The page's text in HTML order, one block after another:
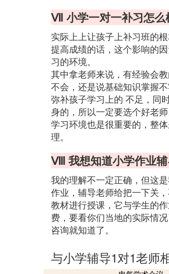
Ⅶ 小学一对一补习怎么
实际上上让孩子上补习班的
提高成绩的话，这个影响的
习的环境。
其中拿老师来说，有经验会
不会，还是说基础知识掌握
弥补孩子学习上的 不足，同
身的，所以一定要选个好老师
学习环境也是很重要的，整
理。
Ⅷ 我想知道小学作业辅
我的理解不一定正确，但这
作业，辅导老师给把一下关
教材进行授课，它与学生的
费，要看你们当地的实际情
咨询就知道了。
与小学辅导1对1老师